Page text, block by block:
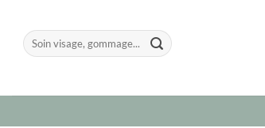
Recherche
pour :